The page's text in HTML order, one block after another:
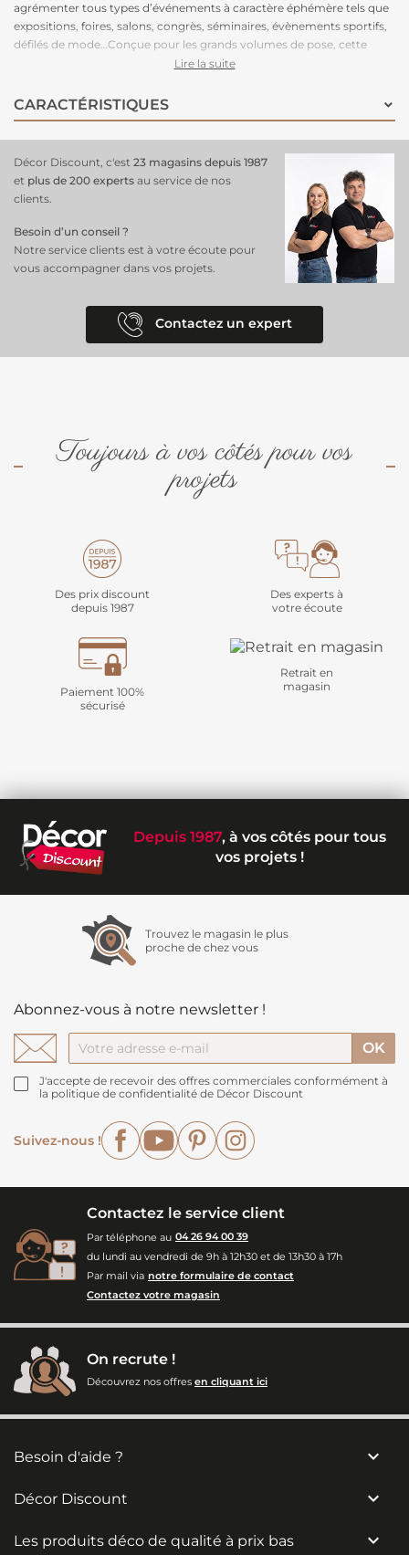
agrémenter tous types d’événements à caractère éphémère tels que
expositions, foires, salons, congrès, séminaires, évènements sportifs,
défilés de mode…Conçue pour les grands volumes de pose, cette
moquette est légère à manipuler, facile à couper, rapide à poser et
moquette peut être posée en bord à bord ou en superposé. Parce
que le respect de l’environnement est la priorité de notre fabriquant
permettant un recyclage total après l’événement.
Lire la suite
CARACTÉRISTIQUES
Décor Discount, c'est 23 magasins depuis 1987
et plus de 200 experts au service de nos
clients.
Besoin d’un conseil ?
Notre service clients est à votre écoute pour
vous accompagner dans vos projets.
Contactez un expert
Toujours à vos côtés pour vos
projets
Des prix discount
depuis 1987
Des experts à
votre écoute
Paiement 100%
sécurisé
Retrait en
magasin
Depuis 1987, à vos côtés pour tous
vos projets !
Trouvez le magasin le plus
proche de chez vous
Abonnez-vous à notre newsletter !
J'accepte de recevoir des offres commerciales conformément à
la politique de confidentialité de Décor Discount
Suivez-nous !
FacebookYouTubePinterest
Contactez le service client
Par téléphone au 04 26 94 00 39
du lundi au vendredi de 9h à 12h30 et de 13h30 à 17h
Par mail via notre formulaire de contact
Contactez votre magasin
On recrute !
Découvrez nos offres en cliquant ici
Besoin d'aide ? 
Décor Discount 
Les produits déco de qualité à prix bas 